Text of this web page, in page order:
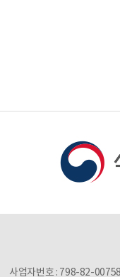
사업자번호 : 798-82-